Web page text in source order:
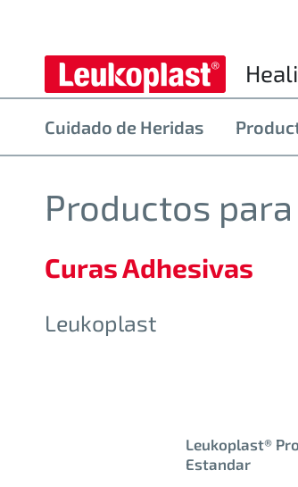
Cuidado de Heridas
Productos
Curas Adhesivas
Leukoplast
Leukoplast®
Estandar